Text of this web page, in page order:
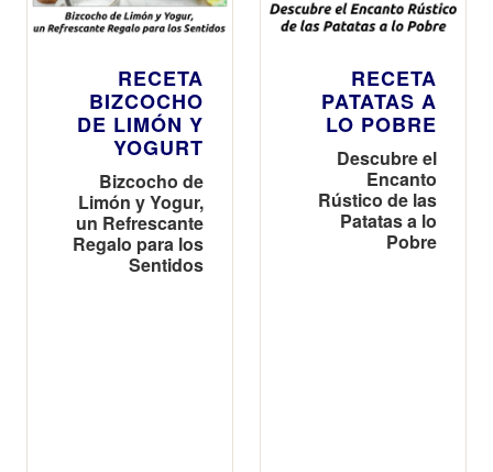
RECETA
BIZCOCHO
DE LIMÓN Y
YOGURT
Bizcocho de
Limón y Yogur,
un Refrescante
Regalo para los
Sentidos
RECETA
PATATAS A
LO POBRE
Descubre el
Encanto
Rústico de las
Patatas a lo
Pobre